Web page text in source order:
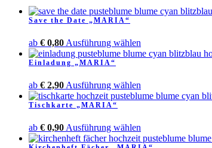
Save the Date „MARIA“
ab € 0,80 Ausführung wählen
Produkt
auf.
können
auf
Einladung „MARIA“
ab € 2,90 Ausführung wählen
Produkt
auf.
Tischkarte „MARIA“
ab € 0,90 Ausführung wählen
Produkt